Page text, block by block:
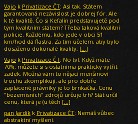
Vajo k Privatizace ČT: Asi tak. Státem
garantovaná nezávislost je dobrej fór. Ale
k té kvalitě. Čo si Kefalín predstavujetě pod
tým kvalitním státem? Třeba taková kvalitní
policie. Každému, kdo jede v obci 51
km/hod dá flastra. Za tím účelem, aby bylo
dosaženo dokonalé kvality, […]
Vajo k Privatizace ČT: No tvl. Když máte
70%, můžete si s ostatníma prakticky vytřít
zadek. Možná vám to nějací menšinoví
trochu zkomplikují, ale pro dobře
zaplacené právníky je to brnkačka. Cenu
"bezemisních" zdrojů určuje trh? Stát určil
cenu, která je (u těch […]
pan Jardík k Privatizace ČT: Nemáš vůbec
abstraktní myšlení.